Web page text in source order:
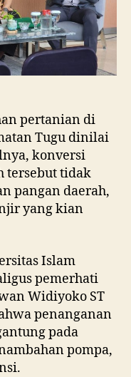
Semarang
pertanian di
Tugu dinilai
konversi
tersebut tidak
pangan daerah,
yang kian
Islam
pemerhati
Widiyoko ST
penanganan
pada
pompa,